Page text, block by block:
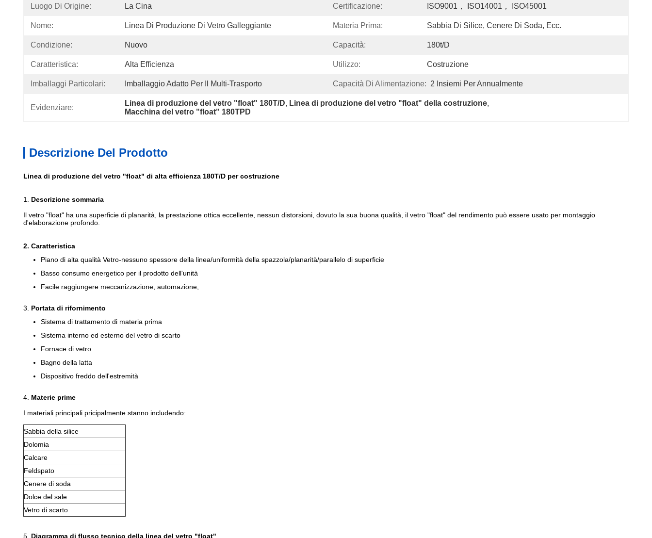
Luogo Di Origine: La Cina Certificazione: ISO9001， ISO14001， ISO45001
Nome: Linea Di Produzione Di Vetro Galleggiante Materia Prima: Sabbia Di Silice, Cenere Di Soda, Ecc.
Condizione: Nuovo Capacità: 180t/d
Caratteristica: Alta Efficienza Utilizzo: Costruzione
Imballaggi Particolari: Imballaggio Adatto Per Il Multi-Trasporto Capacità Di Alimentazione: 2 Insiemi Per Annualmente
Evidenziare:
Linea di produzione del vetro "float" 180T/D, Linea di produzione del vetro "float" della costruzione,
Macchina del vetro "float" 180TPD
Descrizione Del Prodotto
Linea di produzione del vetro "float" di alta efficienza 180T/D per costruzione
1. Descrizione sommaria
Il vetro "float" ha una superficie di planarità, la prestazione ottica eccellente, nessun distorsioni, dovuto la sua buona qualità, il vetro "float" del rendimento può essere usato per montaggio
d'elaborazione profondo.
2. Caratteristica
Piano di alta qualità Vetro-nessuno spessore della linea/uniformità della spazzola/planarità/parallelo di superficie
Basso consumo energetico per il prodotto dell'unità
Facile raggiungere meccanizzazione, automazione,
3. Portata di rifornimento
Sistema di trattamento di materia prima
Sistema interno ed esterno del vetro di scarto
Fornace di vetro
Bagno della latta
Dispositivo freddo dell'estremità
4. Materie prime
I materiali principali pricipalmente stanno includendo:
Sabbia della silice
Dolomia
Calcare
Feldspato
Cenere di soda
Dolce del sale
Vetro di scarto
5. Diagramma di flusso tecnico della linea del vetro "float"